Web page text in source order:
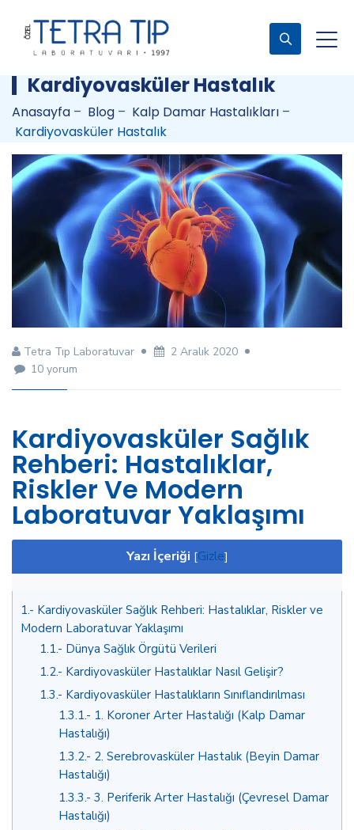
Kardiyovasküler Hastalık
Anasayfa – Blog – Kalp Damar Hastalıkları –
Kardiyovasküler Hastalık
Tetra Tıp Laboratuvar
2 Aralık 2020
Kardiyovasküler
Hastalık
10 yorum
Kardiyovasküler Sağlık
Rehberi: Hastalıklar,
Riskler Ve Modern
Laboratuvar Yaklaşımı
Yazı İçeriği [Gizle]
1. Kardiyovasküler Sağlık Rehberi: Hastalıklar, Riskler ve
Modern Laboratuvar Yaklaşımı
1.1. Dünya Sağlık Örgütü Verileri
1.2. Kardiyovasküler Hastalıklar Nasıl Gelişir?
1.3. Kardiyovasküler Hastalıkların Sınıflandırılması
1.3.1. 1. Koroner Arter Hastalığı (Kalp Damar
Hastalığı)
1.3.2. 2. Serebrovasküler Hastalık (Beyin Damar
Hastalığı)
1.3.3. 3. Periferik Arter Hastalığı (Çevresel Damar
Hastalığı)